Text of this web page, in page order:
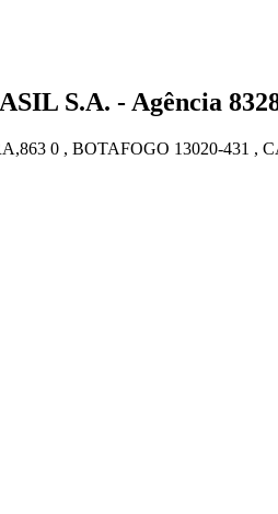
S.A. - Agência
0 , BOTAFOGO 13020-431 ,